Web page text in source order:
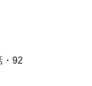
92